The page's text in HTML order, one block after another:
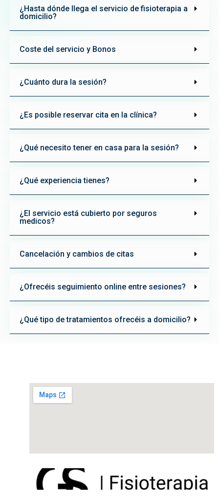
¿Hasta dónde llega el servicio de fisioterapia a
domicilio?
Coste del servicio y Bonos
¿Cuánto dura la sesión?
¿Es posible reservar cita en la clínica?
¿Qué necesito tener en casa para la sesión?
¿Qué experiencia tienes?
¿El servicio está cubierto por seguros
medicos?
Cancelación y cambios de citas
¿Ofrecéis seguimiento online entre sesiones?
¿Qué tipo de tratamientos ofrecéis a domicilio?